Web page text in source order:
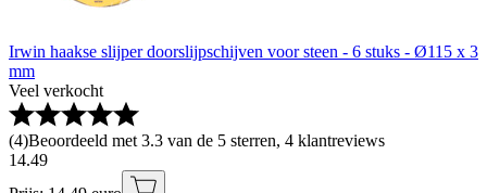
Irwin haakse slijper doorslijpschijven voor steen - 6 stuks - Ø115 x 3
mm
Veel verkocht
(4)Beoordeeld met 3.3 van de 5 sterren, 4 klantreviews
14.49